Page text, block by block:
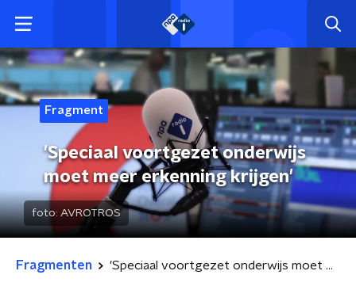
Fragment
'Speciaal voortgezet onderwijs
moet meer erkenning krijgen'
foto: AVROTROS
Fragmenten 'Speciaal voortgezet onderwijs moet meer erkenning krijgen'